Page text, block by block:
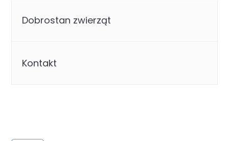
Dobrostan zwierząt
Kontakt